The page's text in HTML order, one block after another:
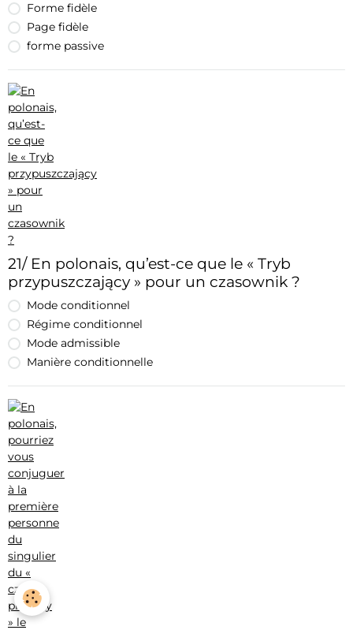
Forme fidèle
Page fidèle
forme passive
21/ En polonais, qu’est-ce que le « Tryb
przypuszczający » pour un czasownik ?
Mode conditionnel
Régime conditionnel
Mode admissible
Manière conditionnelle